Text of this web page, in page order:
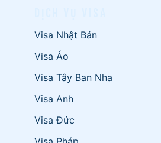
Visa Nhật Bản
Visa Áo
Visa Tây Ban Nha
Visa Anh
Visa Đức